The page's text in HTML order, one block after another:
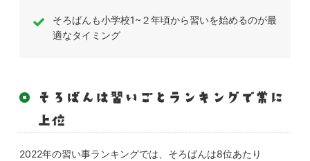
そろばんも小学校1~２年頃から習いを始めるのが最
適なタイミング
そろばんは習いごとランキングで常に
上位
2022年の習い事ランキングでは、そろばんは8位あたり